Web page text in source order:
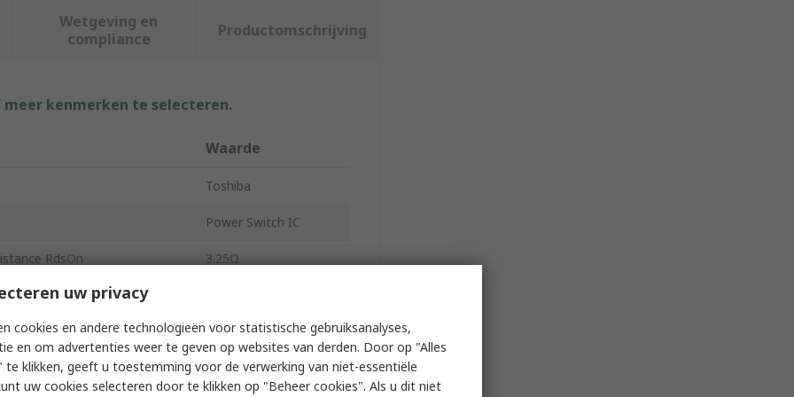
Wetgeving en
compliance
Productomschrijving
kenmerken te selecteren.
Waarde
Toshiba
Power Switch IC
RdsOn 3.25Ω
8
Surface
uw privacy
cookies en andere technologieën voor statistische gebruiksanalyses,
en om advertenties weer te geven op websites van derden. Door op "Alles
te klikken, geeft u toestemming voor de verwerking van niet-essentiële
uw cookies selecteren door te klikken op "Beheer cookies". Als u dit niet